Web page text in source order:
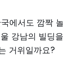
에서도 깜짝
강남의 빌딩
거위일까요?